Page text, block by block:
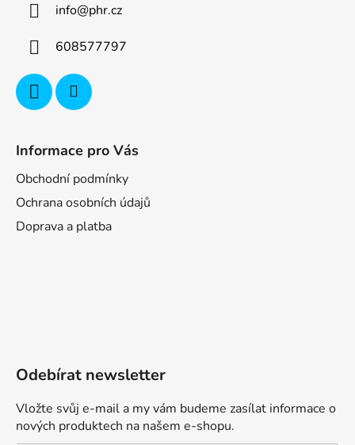
info@phr.cz
608577797
Informace pro Vás
Obchodní podmínky
Ochrana osobních údajů
Doprava a platba
Odebírat newsletter
Vložte svůj e-mail a my vám budeme zasílat informace o
nových produktech na našem e-shopu.